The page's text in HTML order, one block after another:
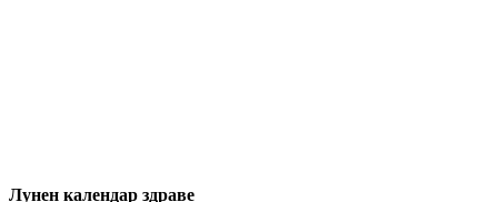
Лунен календар здраве